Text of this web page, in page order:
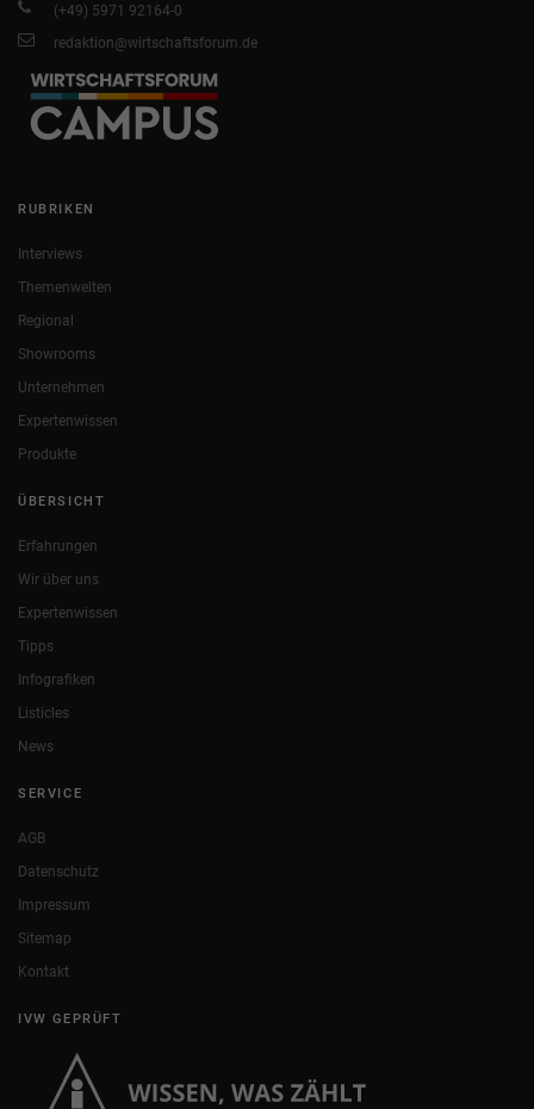
(+49) 5971 92164-0
redaktion@wirtschaftsforum.de
RUBRIKEN
Interviews
Themenwelten
Regional
Showrooms
Unternehmen
Expertenwissen
Produkte
ÜBERSICHT
Erfahrungen
Wir über uns
Expertenwissen
Tipps
Infografiken
Listicles
News
SERVICE
AGB
Datenschutz
Impressum
Sitemap
Kontakt
IVW GEPRÜFT